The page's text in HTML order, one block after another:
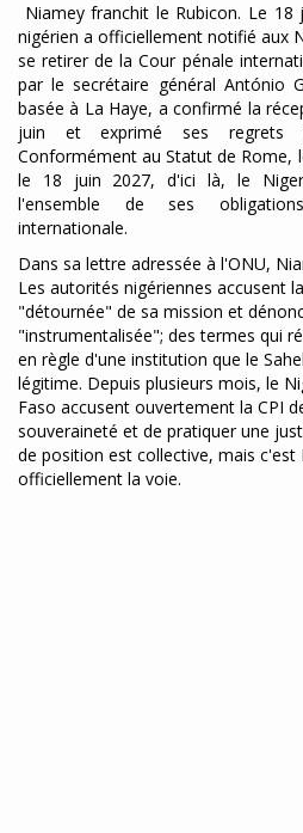
Niamey franchit le Rubicon. Le
nigérien a officiellement notifié aux
se retirer de la Cour pénale
par le secrétaire général António
basée à La Haye, a confirmé la
juin et exprimé ses regrets
Conformément au Statut de Rome,
le 18 juin 2027, d'ici là, le
l'ensemble de ses
internationale.
Dans sa lettre adressée à l'ONU,
Les autorités nigériennes accusent
"détournée" de sa mission et
"instrumentalisée"; des termes qui
en règle d'une institution que le
légitime. Depuis plusieurs mois, le
Faso accusent ouvertement la CPI
souveraineté et de pratiquer une
de position est collective, mais c'est
officiellement la voie.